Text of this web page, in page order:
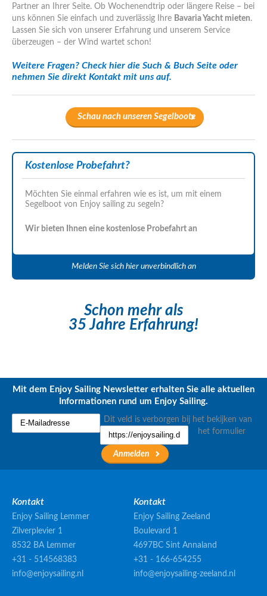
Partner an Ihrer Seite. Ob Wochenendtrip oder längere Reise – bei
uns können Sie einfach und zuverlässig Ihre Bavaria Yacht mieten.
Lassen Sie sich von unserer Erfahrung und unserem Service
überzeugen – der Wind wartet schon!
Weitere Fragen? Check hier die Such & Buch Seite oder
nehmen Sie direkt Kontakt mit uns auf.
Schau nach unseren Segelboote
Kostenlose Probefahrt?
Möchten Sie einmal erfahren wie es ist, um mit einem
Segelboot von Enjoy sailing zu segeln?
Wir bieten Ihnen eine kostenlose Probefahrt an
Melden Sie sich hier unverbindlich an
Schon mehr als
35 Jahre Erfahrung!
Mit dem Enjoy Sailing Newsletter erhalten Sie alle aktuellen
Informationen rund um Enjoy Sailing.
Dit veld is verborgen bij het bekijken van
het formulier
Kontakt
Enjoy Sailing Lemmer
Zilverplevier 1
8532 BA Lemmer
+31 - 514568383
info@enjoysailing.nl
Kontakt
Enjoy Sailing Zeeland
Boulevard 1
4697BC Sint Annaland
+31 - 166-654255
info@enjoysailing-zeeland.nl